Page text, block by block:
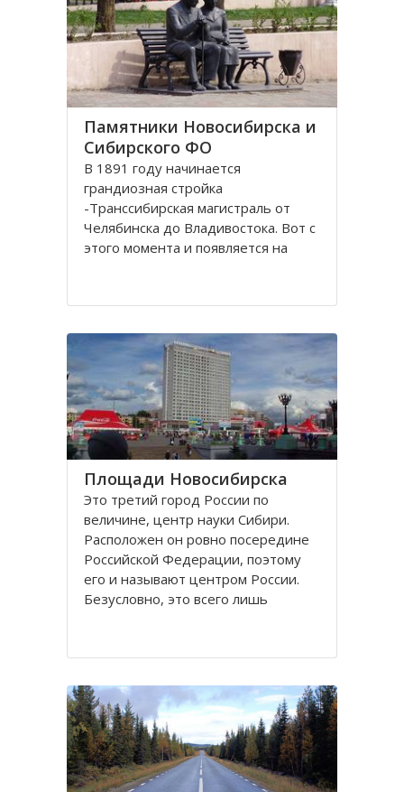
Памятники Новосибирска и
Сибирского ФО
В 1891 году начинается
грандиозная стройка
-Транссибирская магистраль от
Челябинска до Владивостока. Вот с
этого момента и появляется на
История его существования
дорогой. Здесь стоит памятник-
паровоз Н.А
Площади Новосибирска
Это третий город России по
величине, центр науки Сибири.
Расположен он ровно посередине
Российской Федерации, поэтому
его и называют центром России.
Безусловно, это всего лишь
Площадей в Новосибирске
значительных в городе относятся